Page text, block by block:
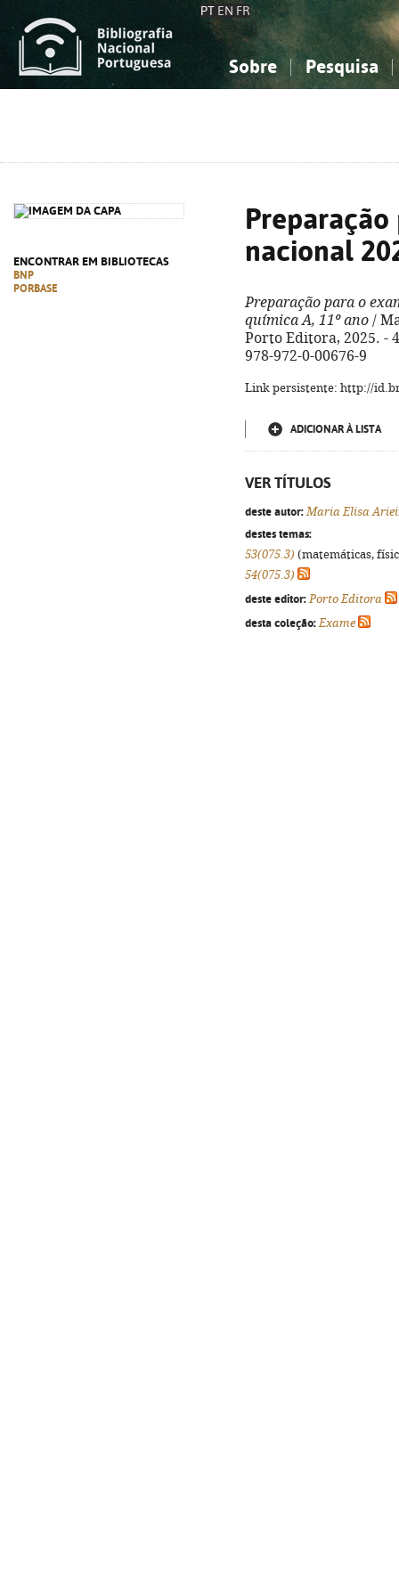
PT EN FR
Sobre Pesquisa
ENCONTRAR EM BIBLIOTECAS
BNP
PORBASE
nacional
Preparação para o
química A, 11º ano /
Porto Editora, 2025. -
978-972-0-00676-9
Link persistente: http://
ADICIONAR À LISTA
VER TÍTULOS
deste autor: Maria Elisa
destes temas:
53(075.3) (matemáticas,
54(075.3)
deste editor: Porto Editora
desta coleção: Exame